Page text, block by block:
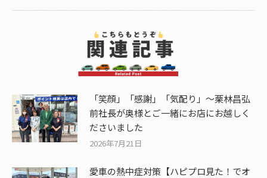
「笑顔」「感謝」「気配り」～栗林昌弘
前社長が奥様とご一緒にお店にお越しく
ださいました
2026年7月21日
愛車の熱中症対策【ハピプロ見た！でオ